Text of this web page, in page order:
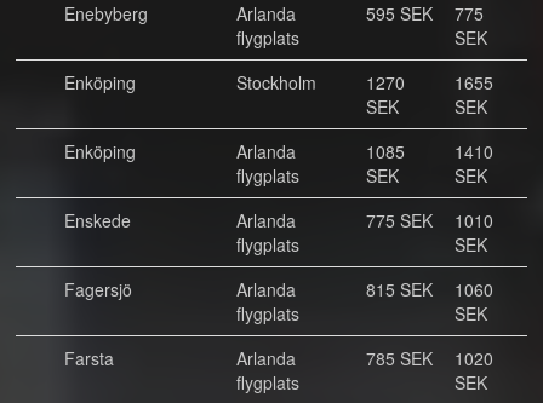
Enebyberg
Arlanda
flygplats
595 SEK
775
SEK
Enköping
Stockholm
1270
SEK
1655
SEK
Enköping
Arlanda
flygplats
1085
SEK
1410
SEK
Enskede
Arlanda
flygplats
775 SEK
1010
SEK
Fagersjö
Arlanda
flygplats
815 SEK
1060
SEK
Farsta
Arlanda
flygplats
785 SEK
1020
SEK